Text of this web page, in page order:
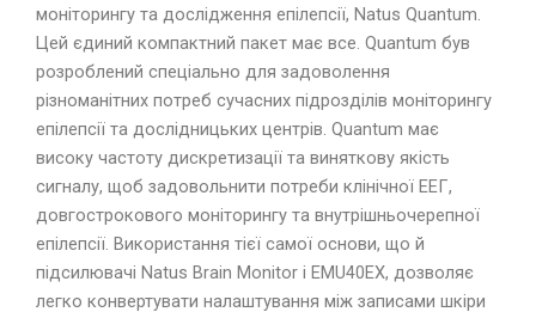
моніторингу та дослідження епілепсії, Natus Quantum.
Цей єдиний компактний пакет має все. Quantum був
розроблений спеціально для задоволення
різноманітних потреб сучасних підрозділів моніторингу
епілепсії та дослідницьких центрів. Quantum має
високу частоту дискретизації та виняткову якість
сигналу, щоб задовольнити потреби клінічної ЕЕГ,
довгострокового моніторингу та внутрішньочерепної
епілепсії. Використання тієї самої основи, що й
підсилювачі Natus Brain Monitor і EMU40EX, дозволяє
легко конвертувати налаштування між записами шкіри